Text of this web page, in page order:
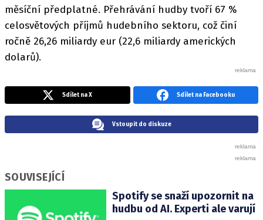
měsíční předplatné. Přehrávání hudby tvoří 67 %
celosvětových příjmů hudebního sektoru, což činí
ročně 26,26 miliardy eur (22,6 miliardy amerických
dolarů).
Sdílet na X Sdílet na Facebooku
Vstoupit do diskuze
SOUVISEJÍCÍ
Spotify se snaží upozornit na
hudbu od AI. Experti ale varují